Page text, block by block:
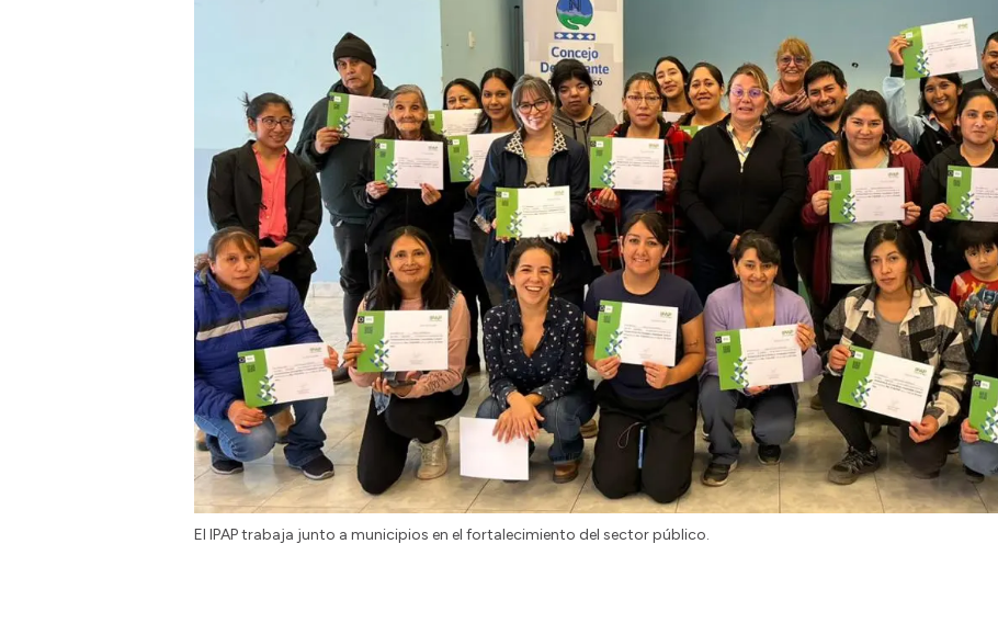
El IPAP trabaja junto a municipios en el fortalecimiento del sector público.